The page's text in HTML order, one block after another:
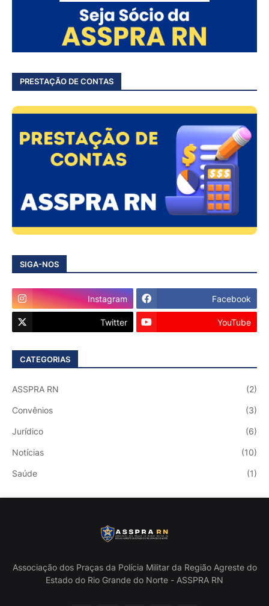
PRESTAÇÃO DE CONTAS
SIGA-NOS
Instagram Facebook
Twitter YouTube
CATEGORIAS
ASSPRA RN (2)
Convênios (3)
Jurídico (6)
Notícias (10)
Saúde (1)
Associação dos Praças da Polícia Militar da Região Agreste do
Estado do Rio Grande do Norte - ASSPRA RN